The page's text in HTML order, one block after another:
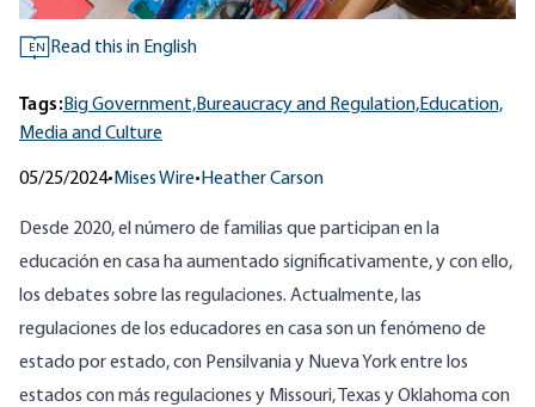
EN Read this in English
Tags:Big Government,Bureaucracy and Regulation,Education,
Media and Culture
05/25/2024• Mises Wire• Heather Carson
Desde 2020, el número de familias que participan en la
educación en casa haaumentado significativamente, y con ello,
los debates sobre las regulaciones. Actualmente, las
regulaciones de los educadores en casa son un fenómeno de
estado por estado, con Pensilvania y Nueva York entre los
estados con más regulaciones y Missouri, Texas y Oklahoma con